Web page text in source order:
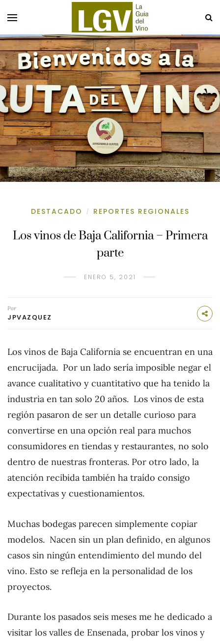
DESTACADO / REPORTES REGIONALES
Los vinos de Baja California – Primera
parte
ENERO 5, 2021
Por
JPVAZQUEZ
Los vinos de Baja California se encuentran en una
encrucijada. Por un lado sería imposible negar el
avance cualitativo y cuantitativo que ha tenido la
industria en tan solo 20 años. Los vinos de esta
región pasaron de ser un detalle curioso para
convertirse en una opción real para muchos
consumidores en tiendas y restaurantes, no solo
dentro de nuestras fronteras. Por otro lado, la
atención recibida también ha traído consigo
expectativas y cuestionamientos.
Muchas bodegas parecen simplemente copiar
modelos. Nacen sin un plan definido, en algunos
casos sin ningún entendimiento del mundo del
vino. Esto se refleja en la personalidad de los
proyectos.
Durante los pasados seis meses me he dedicado a
visitar los valles de Ensenada, probar los vinos y